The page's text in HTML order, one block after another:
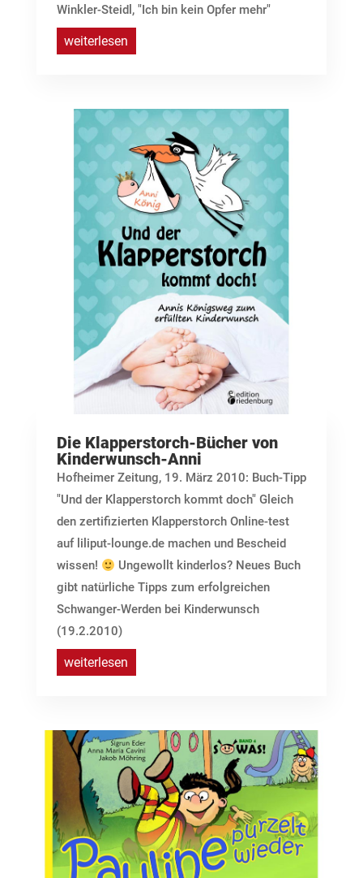
Winkler-Steidl, "Ich bin kein Opfer mehr"
weiterlesen
Die Klapperstorch-Bücher von
Kinderwunsch-Anni
Hofheimer Zeitung, 19. März 2010: Buch-Tipp
"Und der Klapperstorch kommt doch" Gleich
den zertifizierten Klapperstorch Online-test
auf liliput-lounge.de machen und Bescheid
wissen!
Ungewollt kinderlos? Neues Buch
gibt natürliche Tipps zum erfolgreichen
Schwanger-Werden bei Kinderwunsch
(19.2.2010)
weiterlesen